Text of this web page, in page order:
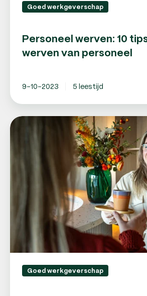
Goed werkgeverschap
Personeel werven: 10
werven van personeel
9-10-2023 5 leestijd
Personeel
aannemen?
onze
Goed werkgeverschap